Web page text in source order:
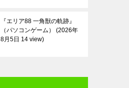
『エリア88 一角獣の軌跡』
（パソコンゲーム）
2026年
8月5日 14 view